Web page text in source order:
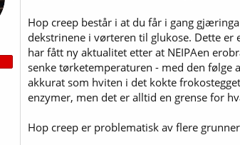
Hop creep består i at du får i gang
dekstrinene i vørteren til glukose. Dette
har fått ny aktualitet etter at NEIPAen
senke tørketemperaturen - med den følge
akkurat som hviten i det kokte
enzymer, men det er alltid en grense for
Hop creep er problematisk av flere